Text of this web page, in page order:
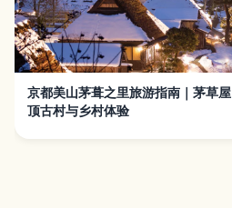
京都美山茅葺之里旅游指南｜茅草屋
顶古村与乡村体验